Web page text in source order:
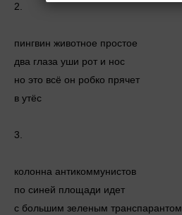
2.
пингвин животное простое
два глаза уши рот и нос
но это всё он робко прячет
в утёс
3.
колонна антикоммунистов
по синей площади идет
с большим зеленым транспарантом